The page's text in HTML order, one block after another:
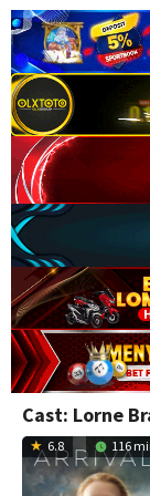
Cast: Lorne
6.8 116